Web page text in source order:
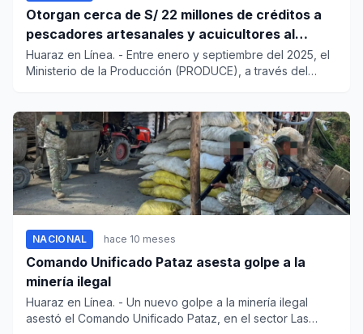
Otorgan cerca de S/ 22 millones de créditos a
pescadores artesanales y acuicultores al
tercer trimestre 2025
Huaraz en Línea. - Entre enero y septiembre del 2025, el
Ministerio de la Producción (PRODUCE), a través del
NACIONAL hace 10 meses
Comando Unificado Pataz asesta golpe a la
minería ilegal
Huaraz en Línea. - Un nuevo golpe a la minería ilegal
asestó el Comando Unificado Pataz, en el sector Las